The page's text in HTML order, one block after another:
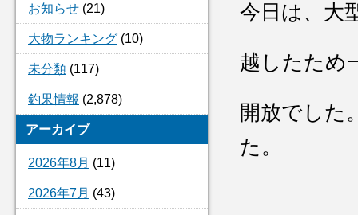
お知らせ (21)
大物ランキング (10)
未分類 (117)
釣果情報 (2,878)
アーカイブ
2026年8月 (11)
2026年7月 (43)
今日は、大
越したため
開放でした
た。